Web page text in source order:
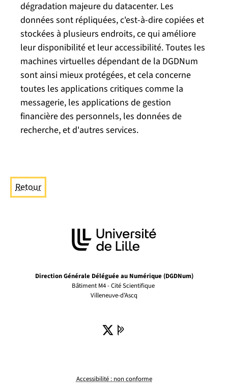
dégradation majeure du datacenter. Les
données sont répliquées, c'est-à-dire copiées et
stockées à plusieurs endroits, ce qui améliore
leur disponibilité et leur accessibilité. Toutes les
machines virtuelles dépendant de la DGDNum
sont ainsi mieux protégées, et cela concerne
toutes les applications critiques comme la
messagerie, les applications de gestion
financière des personnels, les données de
recherche, et d'autres services.
Retour
Direction Générale Déléguée au Numérique (DGDNum)
Bâtiment M4 - Cité Scientifique
Villeneuve-d’Ascq
X ( )
(nouvelle fenêtre)
Accessibilité : non conforme